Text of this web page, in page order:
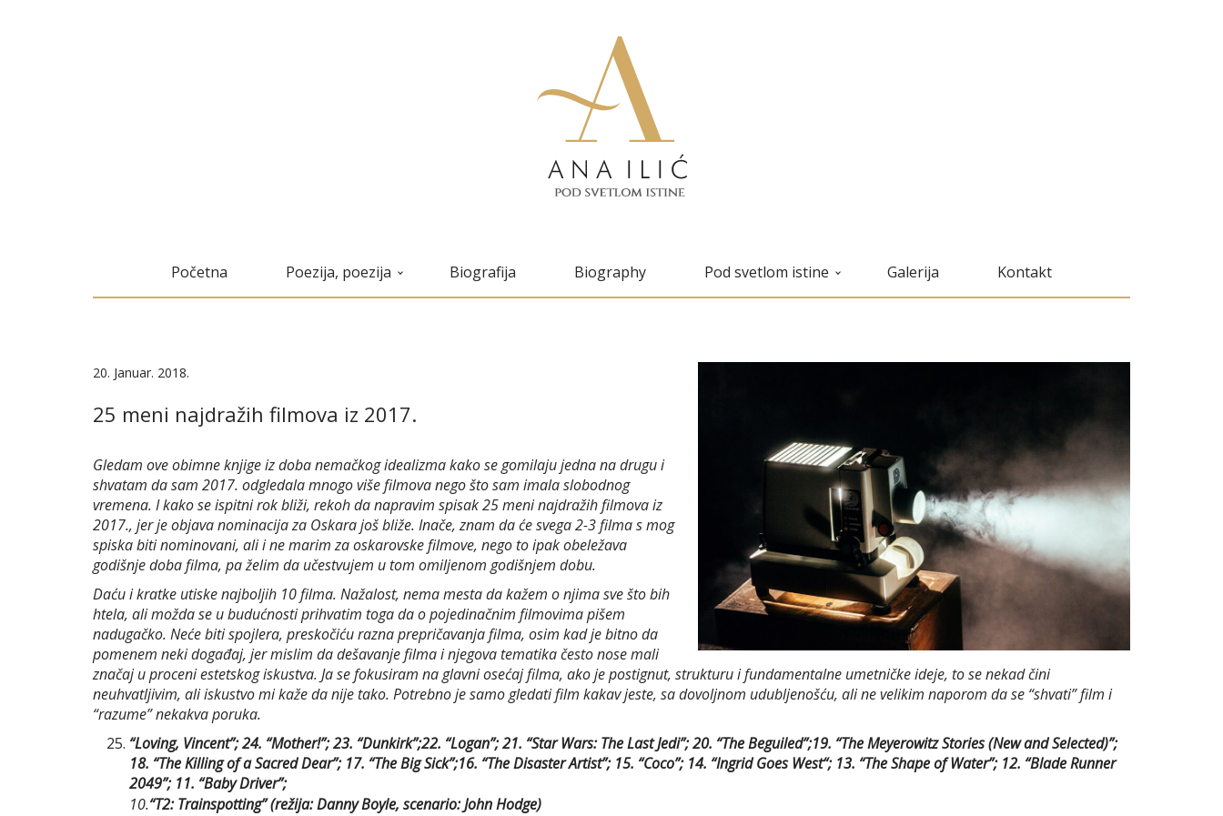
Početna Poezija, poezija Biografija Biography Pod svetlom istine Galerija Kontakt
20. Januar. 2018.
25 meni najdražih filmova iz 2017.
Gledam ove obimne knjige iz doba nemačkog idealizma kako se gomilaju jedna na drugu i
shvatam da sam 2017. odgledala mnogo više filmova nego što sam imala slobodnog
vremena. I kako se ispitni rok bliži, rekoh da napravim spisak 25 meni najdražih filmova iz
2017., jer je objava nominacija za Oskara još bliže. Inače, znam da će svega 2-3 filma s mog
spiska biti nominovani, ali i ne marim za oskarovske filmove, nego to ipak obeležava
godišnje doba filma, pa želim da učestvujem u tom omiljenom godišnjem dobu.
Daću i kratke utiske najboljih 10 filma. Nažalost, nema mesta da kažem o njima sve što bih
htela, ali možda se u budućnosti prihvatim toga da o pojedinačnim filmovima pišem
nadugačko. Neće biti spojlera, preskočiću razna prepričavanja filma, osim kad je bitno da
pomenem neki događaj, jer mislim da dešavanje filma i njegova tematika često nose mali
značaj u proceni estetskog iskustva. Ja se fokusiram na glavni osećaj filma, ako je postignut, strukturu i fundamentalne umetničke ideje, to se nekad čini
neuhvatljivim, ali iskustvo mi kaže da nije tako. Potrebno je samo gledati film kakav jeste, sa dovoljnom udubljenošću, ali ne velikim naporom da se “shvati” film i
“razume” nekakva poruka.
“Loving, Vincent”; 24. “Mother!”; 23. “Dunkirk”;22. “Logan”; 21. “Star Wars: The Last Jedi”; 20. “The Beguiled”;19. “The Meyerowitz Stories (New and Selected)”;
18. “The Killing of a Sacred Dear”; 17. “The Big Sick”;16. “The Disaster Artist”; 15. “Coco”; 14. “Ingrid Goes West“; 13. “The Shape of Water”; 12. “Blade Runner
2049”; 11. “Baby Driver”;
10.“T2: Trainspotting” (režija: Danny Boyle, scenario: John Hodge)